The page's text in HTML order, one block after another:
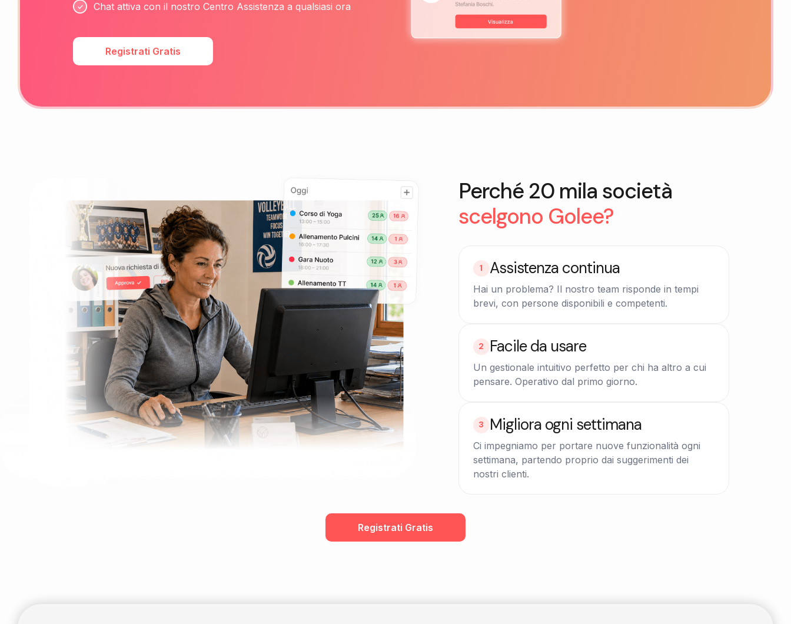
Chat attiva con il nostro Centro Assistenza a qualsiasi ora
Registrati Gratis
Perché 20 mila società
scelgono Golee?
1 Assistenza continua
Hai un problema? Il nostro team risponde in tempi
brevi, con persone disponibili e competenti.
2 Facile da usare
Un gestionale intuitivo perfetto per chi ha altro a cui
pensare. Operativo dal primo giorno.
3 Migliora ogni settimana
Ci impegniamo per portare nuove funzionalità ogni
settimana, partendo proprio dai suggerimenti dei
nostri clienti.
Registrati Gratis